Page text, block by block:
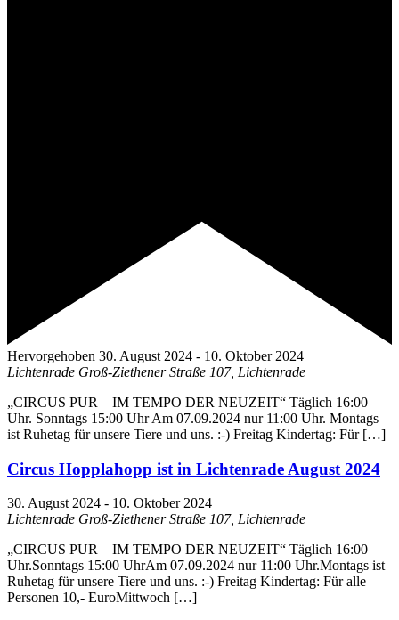
Hervorgehoben 30. August 2024 - 10. Oktober 2024
Lichtenrade Groß-Ziethener Straße 107, Lichtenrade
„CIRCUS PUR – IM TEMPO DER NEUZEIT“ Täglich 16:00
Uhr. Sonntags 15:00 Uhr Am 07.09.2024 nur 11:00 Uhr. Montags
ist Ruhetag für unsere Tiere und uns. :-) Freitag Kindertag: Für […]
Circus Hopplahopp ist in Lichtenrade August 2024
30. August 2024 - 10. Oktober 2024
Lichtenrade Groß-Ziethener Straße 107, Lichtenrade
„CIRCUS PUR – IM TEMPO DER NEUZEIT“ Täglich 16:00
Uhr.Sonntags 15:00 UhrAm 07.09.2024 nur 11:00 Uhr.Montags ist
Ruhetag für unsere Tiere und uns. :-) Freitag Kindertag: Für alle
Personen 10,- EuroMittwoch […]